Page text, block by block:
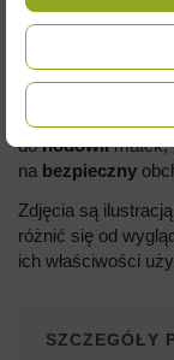
Izolator metalowy
Do izolatora
można znaleźć
dohodowlimatek,
na bezpieczny
Zdjęcia są
różnić się od
ich właściwości
SZCZEGÓŁY